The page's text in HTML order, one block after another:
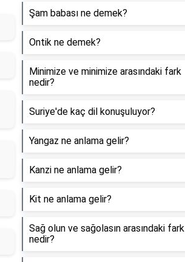
Şam babası ne demek?
Ontik ne demek?
Minimize ve minimize arasındaki fark
nedir?
Suriye'de kaç dil konuşuluyor?
Yangaz ne anlama gelir?
Kanzi ne anlama gelir?
Kit ne anlama gelir?
Sağ olun ve sağolasın arasındaki fark
nedir?